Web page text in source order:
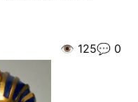
👁️ 125💬 0